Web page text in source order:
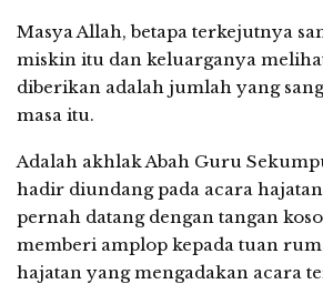
Masya Allah, betapa terkejutnya
miskin itu dan keluarganya
diberikan adalah jumlah yang
masa itu.
Adalah akhlak Abah Guru
hadir diundang pada acara
pernah datang dengan tangan
memberi amplop kepada tuan
hajatan yang mengadakan acara